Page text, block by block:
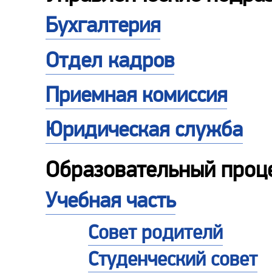
Бухгалтерия
Отдел кадров
Приемная комиссия
Юридическая служба
Образовательный
Учебная часть
Совет родителй
Студенческий совет